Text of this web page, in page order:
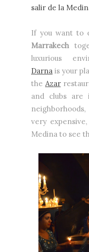
salir de la
If you want to
Marrakech
luxurious
Darna is your
the Azar
and clubs are
very
Medina to see